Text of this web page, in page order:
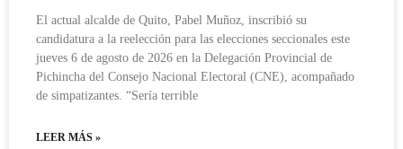
El actual alcalde de Quito, Pabel Muñoz, inscribió su
candidatura a la reelección para las elecciones seccionales este
jueves 6 de agosto de 2026 en la Delegación Provincial de
Pichincha del Consejo Nacional Electoral (CNE), acompañado
de simpatizantes. “Sería terrible
LEER MÁS »